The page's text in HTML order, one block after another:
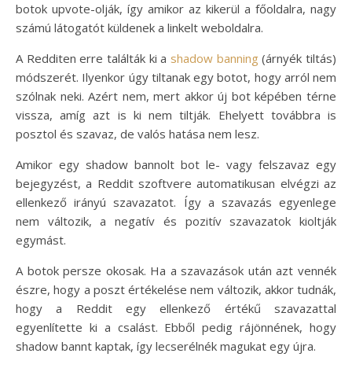
botok upvote-olják, így amikor az kikerül a főoldalra, nagy
számú látogatót küldenek a linkelt weboldalra.
A Redditen erre találták ki a shadow banning(árnyék tiltás)
módszerét. Ilyenkor úgy tiltanak egy botot, hogy arról nem
szólnak neki. Azért nem, mert akkor új bot képében térne
vissza, amíg azt is ki nem tiltják. Ehelyett továbbra is
posztol és szavaz, de valós hatása nem lesz.
Amikor egy shadow bannolt bot le- vagy felszavaz egy
bejegyzést, a Reddit szoftvere automatikusan elvégzi az
ellenkező irányú szavazatot. Így a szavazás egyenlege
nem változik, a negatív és pozitív szavazatok kioltják
egymást.
A botok persze okosak. Ha a szavazások után azt vennék
észre, hogy a poszt értékelése nem változik, akkor tudnák,
hogy a Reddit egy ellenkező értékű szavazattal
egyenlítette ki a csalást. Ebből pedig rájönnének, hogy
shadow bannt kaptak, így lecserélnék magukat egy újra.